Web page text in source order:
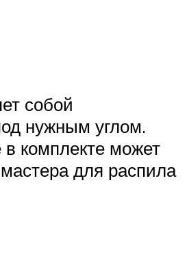
собой
нужным углом.
комплекте может
для распила